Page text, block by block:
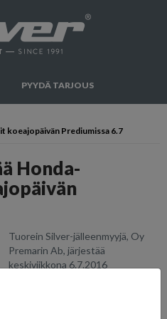
PYYDÄ TARJOUS
koeajopäivän Prediumissa 6.7
Honda-
Tuorein Silver-jälleenmyyjä, Oy
Premarin Ab, järjestää
keskiviikkona 6.7.2016